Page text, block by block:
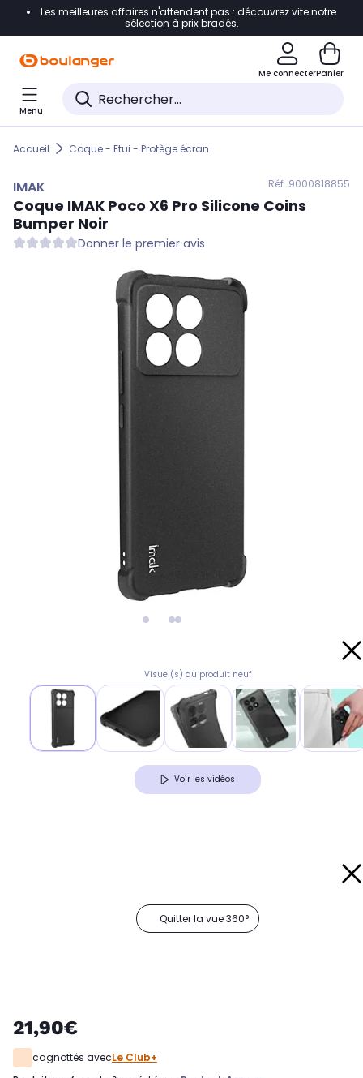
Accéder directement à la navigation
Accéder directement au pied de page
Accéder directement au chatbot
Les meilleures affaires n'attendent pas : découvrez vite notre
sélection à prix bradés.
Me connecterPanier
Menu
Accueil Coque - Etui - Protège écran
IMAK Réf. 9000818855
Coque IMAK Poco X6 Pro Silicone Coins
Bumper Noir
Donner le premier avis
Visuel(s) du produit neuf
Voir les vidéos
Quitter la vue 360°
21,90€
cagnottés avecLe Club+